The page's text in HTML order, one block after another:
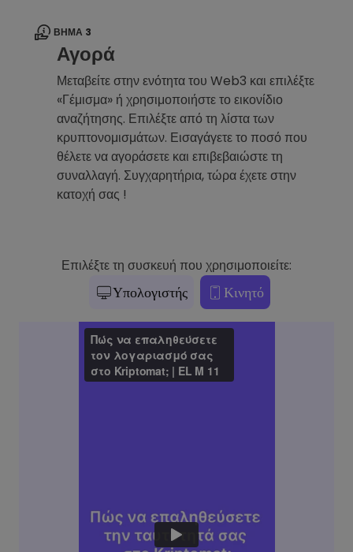
ΒΉΜΑ 3
Αγορά
Μεταβείτε στην ενότητα του Web3 και επιλέξτε
«Γέμισμα» ή χρησιμοποιήστε το εικονίδιο
αναζήτησης. Επιλέξτε από τη λίστα των
κρυπτονομισμάτων. Εισαγάγετε το ποσό που
θέλετε να αγοράσετε και επιβεβαιώστε τη
συναλλαγή. Συγχαρητήρια, τώρα έχετε στην
κατοχή σας !
Επιλέξτε τη συσκευή που χρησιμοποιείτε:
Υπολογιστής Κινητό